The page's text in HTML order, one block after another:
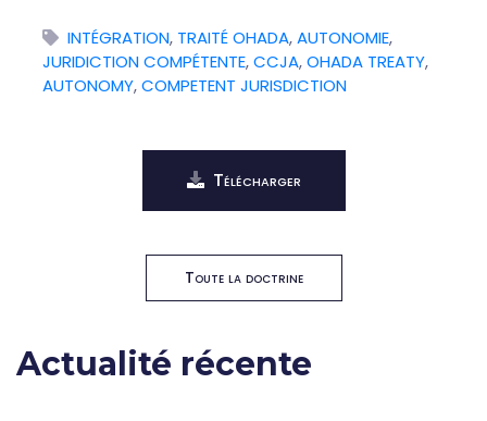
INTÉGRATION, TRAITÉ OHADA,AUTONOMIE,
JURIDICTION COMPÉTENTE,CCJA,OHADA TREATY,
AUTONOMY,COMPETENT JURISDICTION
Télécharger
Toute la doctrine
Actualité récente